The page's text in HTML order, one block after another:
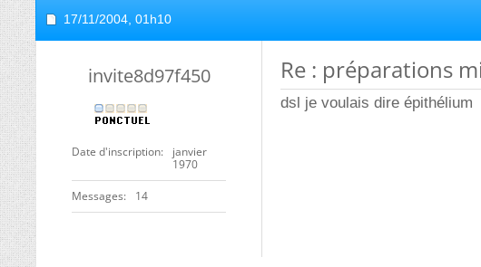
17/11/2004, 01h10
invite8d97f450
Date d'inscription
janvier
1970
Messages 14
Re : préparations
dsl je voulais dire épithélium